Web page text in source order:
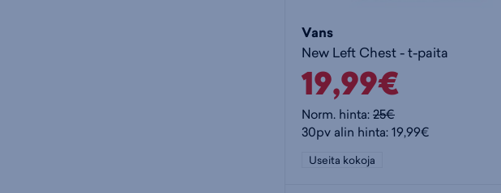
Vans
New Left Chest - t-paita
19,99€
Norm. hinta:25€
30pv alin hinta: 19,99€
Useita kokoja